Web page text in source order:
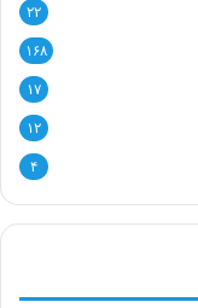
۲۲
۱۶۸
۱۷
۱۲
۴